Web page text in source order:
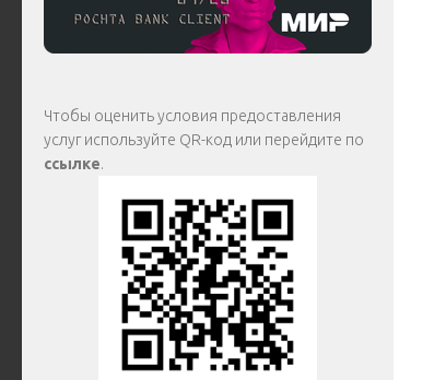
Чтобы оценить условия предоставления
услуг используйте QR-код или перейдите по
ссылке.